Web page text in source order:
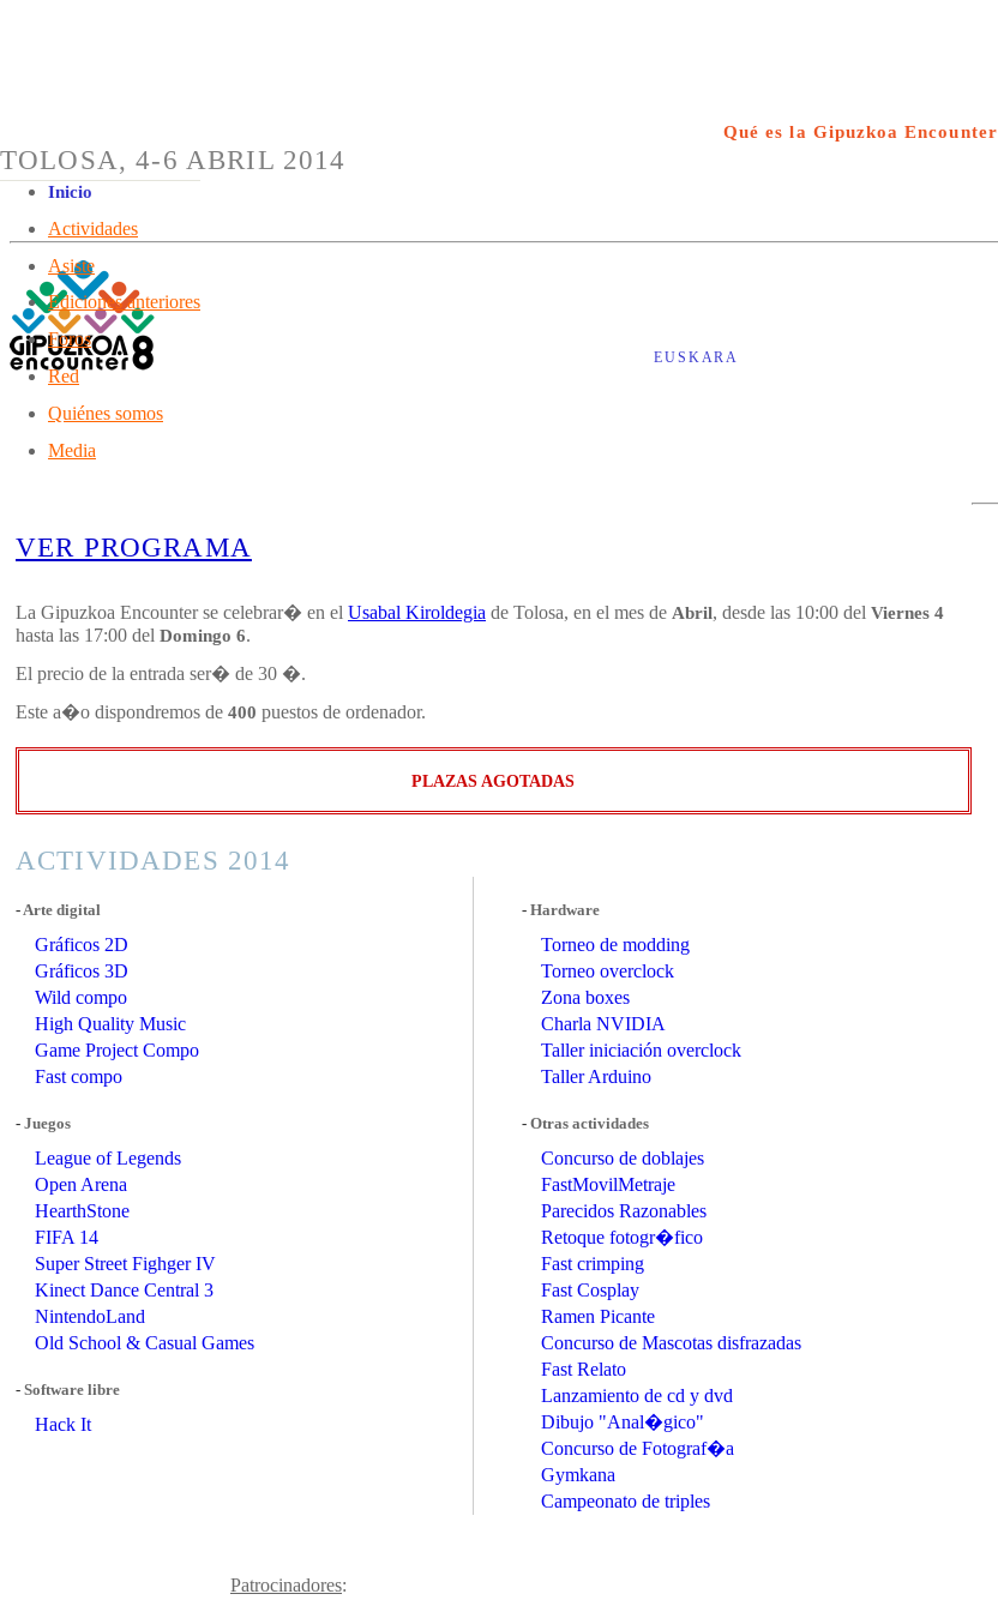
EUSKARA
TOLOSA, 4-6 ABRIL 2014
Qué es la Gipuzkoa Encounter
VER PROGRAMA
La Gipuzkoa Encounter se celebrar� en el Usabal Kiroldegia de Tolosa, en el mes de Abril, desde las 10:00 del Viernes 4
hasta las 17:00 del Domingo 6.
El precio de la entrada ser� de 30 �.
Este a�o dispondremos de 400 puestos de ordenador.
PLAZAS AGOTADAS
ACTIVIDADES 2014
-Arte digital
Gráficos 2D
Gráficos 3D
Wild compo
High Quality Music
Game Project Compo
Fast compo
- Juegos
League of Legends
Open Arena
HearthStone
FIFA 14
Super Street Fighger IV
Kinect Dance Central 3
NintendoLand
Old School & Casual Games
- Software libre
Hack It
-Hardware
Torneo de modding
Torneo overclock
Zona boxes
Charla NVIDIA
Taller iniciación overclock
Taller Arduino
-Otras actividades
Concurso de doblajes
FastMovilMetraje
Parecidos Razonables
Retoque fotogr�fico
Fast crimping
Fast Cosplay
Ramen Picante
Concurso de Mascotas disfrazadas
Fast Relato
Lanzamiento de cd y dvd
Dibujo "Anal�gico"
Concurso de Fotograf�a
Gymkana
Campeonato de triples
Inicio
Actividades
Asiste
Ediciones anteriores
Foros
Red
Quiénes somos
Media
Patrocinadores: